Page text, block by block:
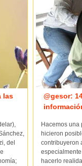
las
del
@gesor:
Hacemos
hicieron
contribuyeron
hacerlo